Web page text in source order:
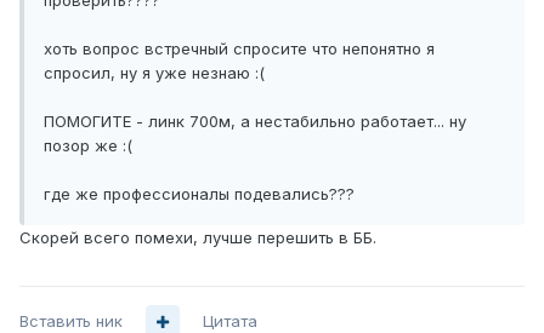
хоть вопрос встречный спросите что непонятно я
спросил, ну я уже незнаю :(
ПОМОГИТЕ - линк 700м, а нестабильно работает... ну
позор же :(
где же профессионалы подевались???
Скорей всего помехи, лучше перешить в ББ.
Вставить ник Цитата